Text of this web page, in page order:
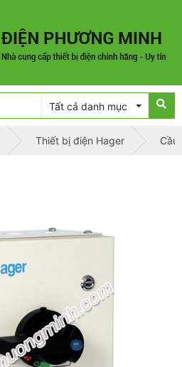
Tất cả danh mục
Thiết bị điện Hager Cầu